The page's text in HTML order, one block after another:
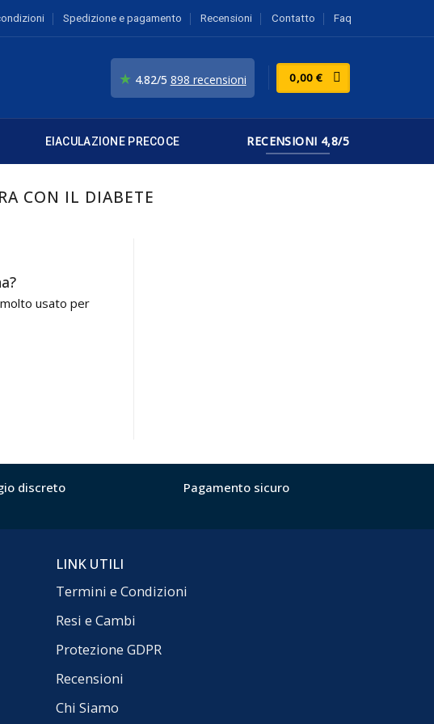
Spedizione e pagamento Recensioni Contatto Faq
★ 4.82/5 898 recensioni 0,00€
EIACULAZIONE PRECOCE RECENSIONI 4,8/5
CON IL DIABETE
usato per
discreto Pagamento sicuro
LINK UTILI
Termini e Condizioni
Resi e Cambi
Protezione GDPR
Recensioni
Chi Siamo